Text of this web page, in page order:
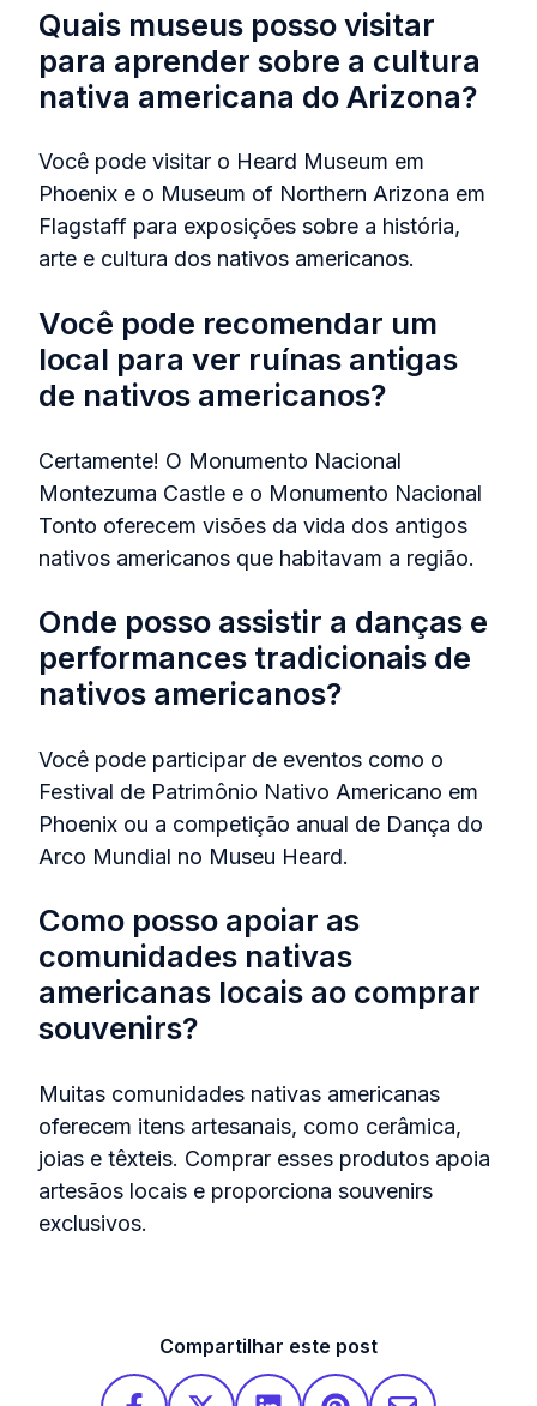
Quais museus posso visitar
para aprender sobre a cultura
nativa americana do Arizona?
Você pode visitar o Heard Museum em
Phoenix e o Museum of Northern Arizona em
Flagstaff para exposições sobre a história,
arte e cultura dos nativos americanos.
Você pode recomendar um
local para ver ruínas antigas
de nativos americanos?
Certamente! O Monumento Nacional
Montezuma Castle e o Monumento Nacional
Tonto oferecem visões da vida dos antigos
nativos americanos que habitavam a região.
Onde posso assistir a danças e
performances tradicionais de
nativos americanos?
Você pode participar de eventos como o
Festival de Patrimônio Nativo Americano em
Phoenix ou a competição anual de Dança do
Arco Mundial no Museu Heard.
Como posso apoiar as
comunidades nativas
americanas locais ao comprar
souvenirs?
Muitas comunidades nativas americanas
oferecem itens artesanais, como cerâmica,
joias e têxteis. Comprar esses produtos apoia
artesãos locais e proporciona souvenirs
exclusivos.
Compartilhar este post